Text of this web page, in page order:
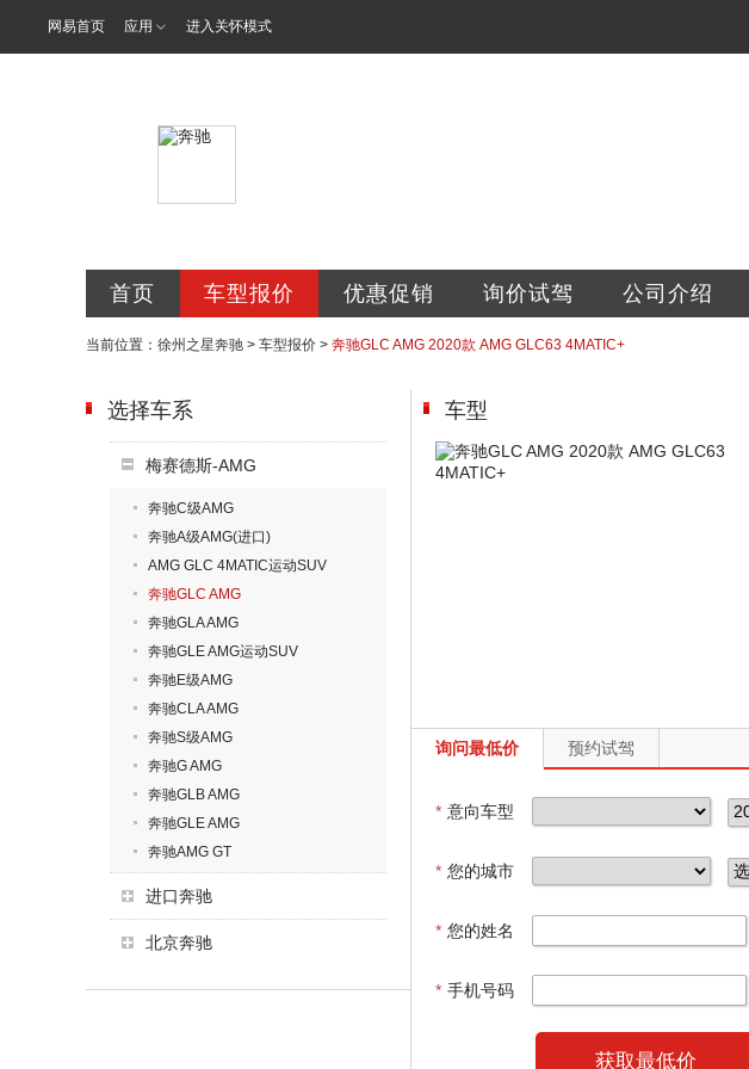
网易首页 应用 进入关怀模式
首页 车型报价 优惠促销 询价试驾 公司介绍
当前位置： 徐州之星奔驰 > 车型报价 > 奔驰GLC AMG 2020款 AMG GLC63 4MATIC+
选择车系
梅赛德斯-AMG
奔驰C级AMG
奔驰A级AMG(进口)
AMG GLC 4MATIC运动SUV
奔驰GLC AMG
奔驰GLA AMG
奔驰GLE AMG运动SUV
奔驰E级AMG
奔驰CLA AMG
奔驰S级AMG
奔驰G AMG
奔驰GLB AMG
奔驰GLE AMG
奔驰AMG GT
进口奔驰
北京奔驰
车型
询问最低价 预约试驾
* 意向车型
* 您的城市
* 您的姓名
* 手机号码
获取最低价